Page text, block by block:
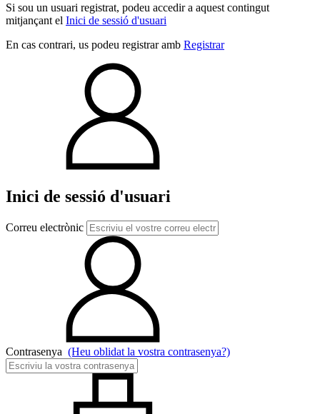
Si sou un usuari registrat, podeu accedir a aquest contingut
mitjançant el Inici de sessió d'usuari
En cas contrari, us podeu registrar amb Registrar
Inici de sessió d'usuari
Correu electrònic
Contrasenya (Heu oblidat la vostra contrasenya?)